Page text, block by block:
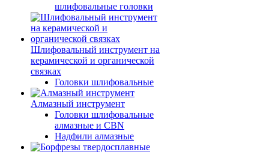
шлифовальные головки
Шлифовальный инструмент на
керамической и органической
связках
Головки шлифовальные
Алмазный инструмент
Головки шлифовальные
алмазные и CBN
Надфили алмазные